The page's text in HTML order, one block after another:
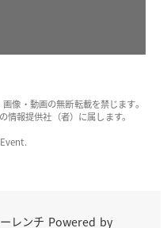
像・動画の無断転載を禁じます。
報提供社（者）に属します。
レンチ Powered by